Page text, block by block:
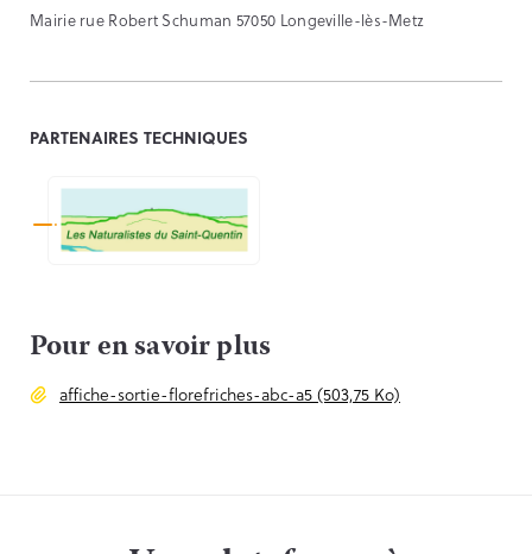
Mairie rue Robert Schuman 57050 Longeville-lès-Metz
PARTENAIRES TECHNIQUES
Pour en savoir plus
affiche-sortie-florefriches-abc-a5 (503,75 Ko)